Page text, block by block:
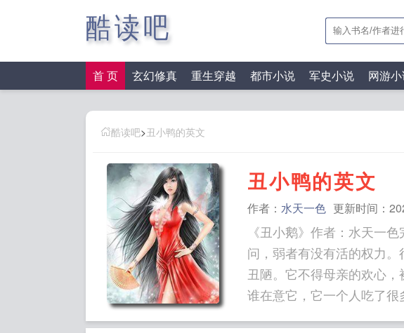
酷读吧
首 页 玄幻修真 重生穿越 都市小说 军史小说 网游
酷读吧>丑小鸭的英文
丑小鸭的英文
作者： 水天一色 更新时间：
《丑小鹅》作者：水天一
问，弱者有没有活的权力
丑陋。它不得母亲的欢心
谁在意它，它一个人吃了